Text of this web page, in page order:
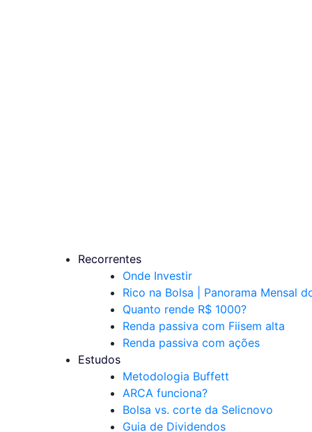
Recorrentes
Onde Investir
Rico na Bolsa | Panorama Mensal
Quanto rende R$ 1000?
Renda passiva com Fiisem alta
Renda passiva com ações
Estudos
Metodologia Buffett
ARCA funciona?
Bolsa vs. corte da Selicnovo
Guia de Dividendos